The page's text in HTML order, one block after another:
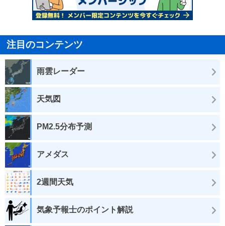
注目のコンテンツ
雨雲レーダー
天気図
PM2.5分布予測
アメダス
2週間天気
気象予報士のポイント解説